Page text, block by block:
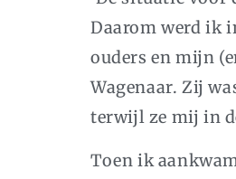
Daarom werd ik
ouders en mijn
Wagenaar. Zij
terwijl ze mij in
Toen ik